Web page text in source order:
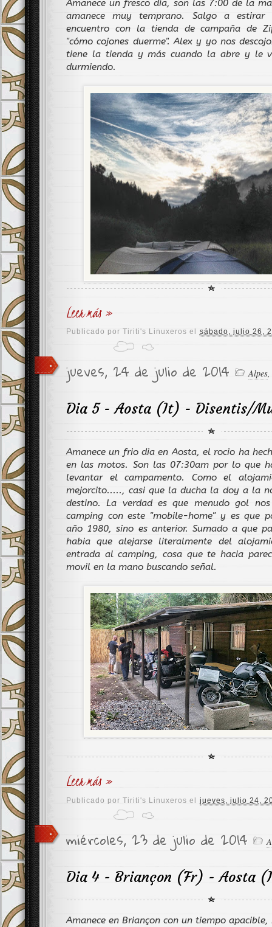
Amanece un fresco día, son las 7:00 de la
amanece muy temprano. Salgo a
encuentro con la tienda de campaña de
"cómo cojones duerme". Alex y yo nos
tiene la tienda y más cuando la abre y le
durmiendo.
Leer más »
Publicado porTiriti's Linuxeros el sábado, julio 26,
jueves, 24 de julio de 2014 Alpes,
Dia 5 - Aosta (It) - Disentis/
Amanece un frio dia en Aosta, el rocio ha
en las motos. Son las 07:30am por lo que
levantar el campamento. Como el
mejorcito....., casi que la ducha la doy a la
destino. La verdad es que menudo gol
camping con este "mobile-home" y es que
año 1980, sino es anterior. Sumado a que
habia que alejarse literalmente del
entrada al camping, cosa que te hacia
movil en la mano buscando señal.
Leer más »
Publicado porTiriti's Linuxeros el jueves, julio 24,
miércoles, 23 de julio de 2014
Dia 4 - Briançon (Fr) - Aosta
Amanece en Briançon con un tiempo